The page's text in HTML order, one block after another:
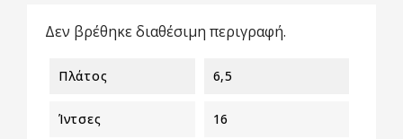
Δεν βρέθηκε διαθέσιμη περιγραφή.
Πλάτος 6,5
Ίντσες 16